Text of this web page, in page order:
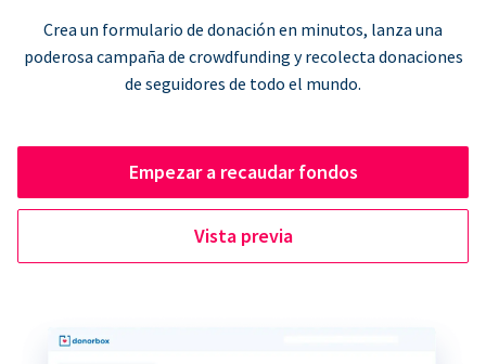
Crea un formulario de donación en minutos, lanza una
poderosa campaña de crowdfunding y recolecta donaciones
de seguidores de todo el mundo.
Empezar a recaudar fondos
Vista previa